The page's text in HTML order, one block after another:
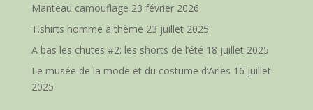
Manteau camouflage 23 février 2026
T.shirts homme à thème 23 juillet 2025
A bas les chutes #2: les shorts de l’été 18 juillet 2025
Le musée de la mode et du costume d’Arles 16 juillet
2025